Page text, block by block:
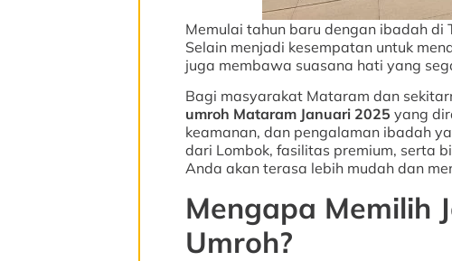
Memulai tahun baru dengan ibadah di
Selain menjadi kesempatan untuk
juga membawa suasana hati yang
Bagi masyarakat Mataram dan
umroh Mataram Januari 2025 yang
keamanan, dan pengalaman ibadah
dari Lombok, fasilitas premium, serta
Anda akan terasa lebih mudah dan
Mengapa Memilih
Umroh?